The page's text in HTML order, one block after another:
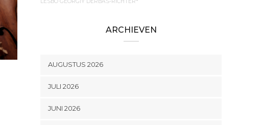
ARCHIEVEN
AUGUSTUS 2026
JULI 2026
JUNI 2026